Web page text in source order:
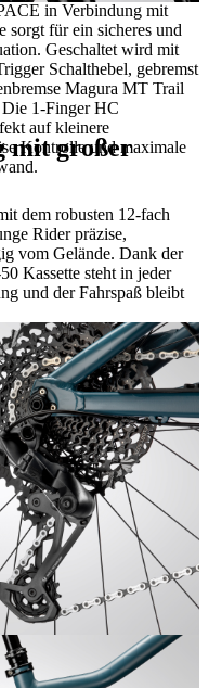
in Verbindung mit
sorgt für ein sicheres und
Geschaltet wird mit
Schalthebel, gebremst
Magura MT Trail
Die 1-Finger HC
auf kleinere
Kontrolle und maximale
mit großer
dem robusten 12-fach
Rider präzise,
vom Gelände. Dank der
Kassette steht in jeder
und der Fahrspaß bleibt